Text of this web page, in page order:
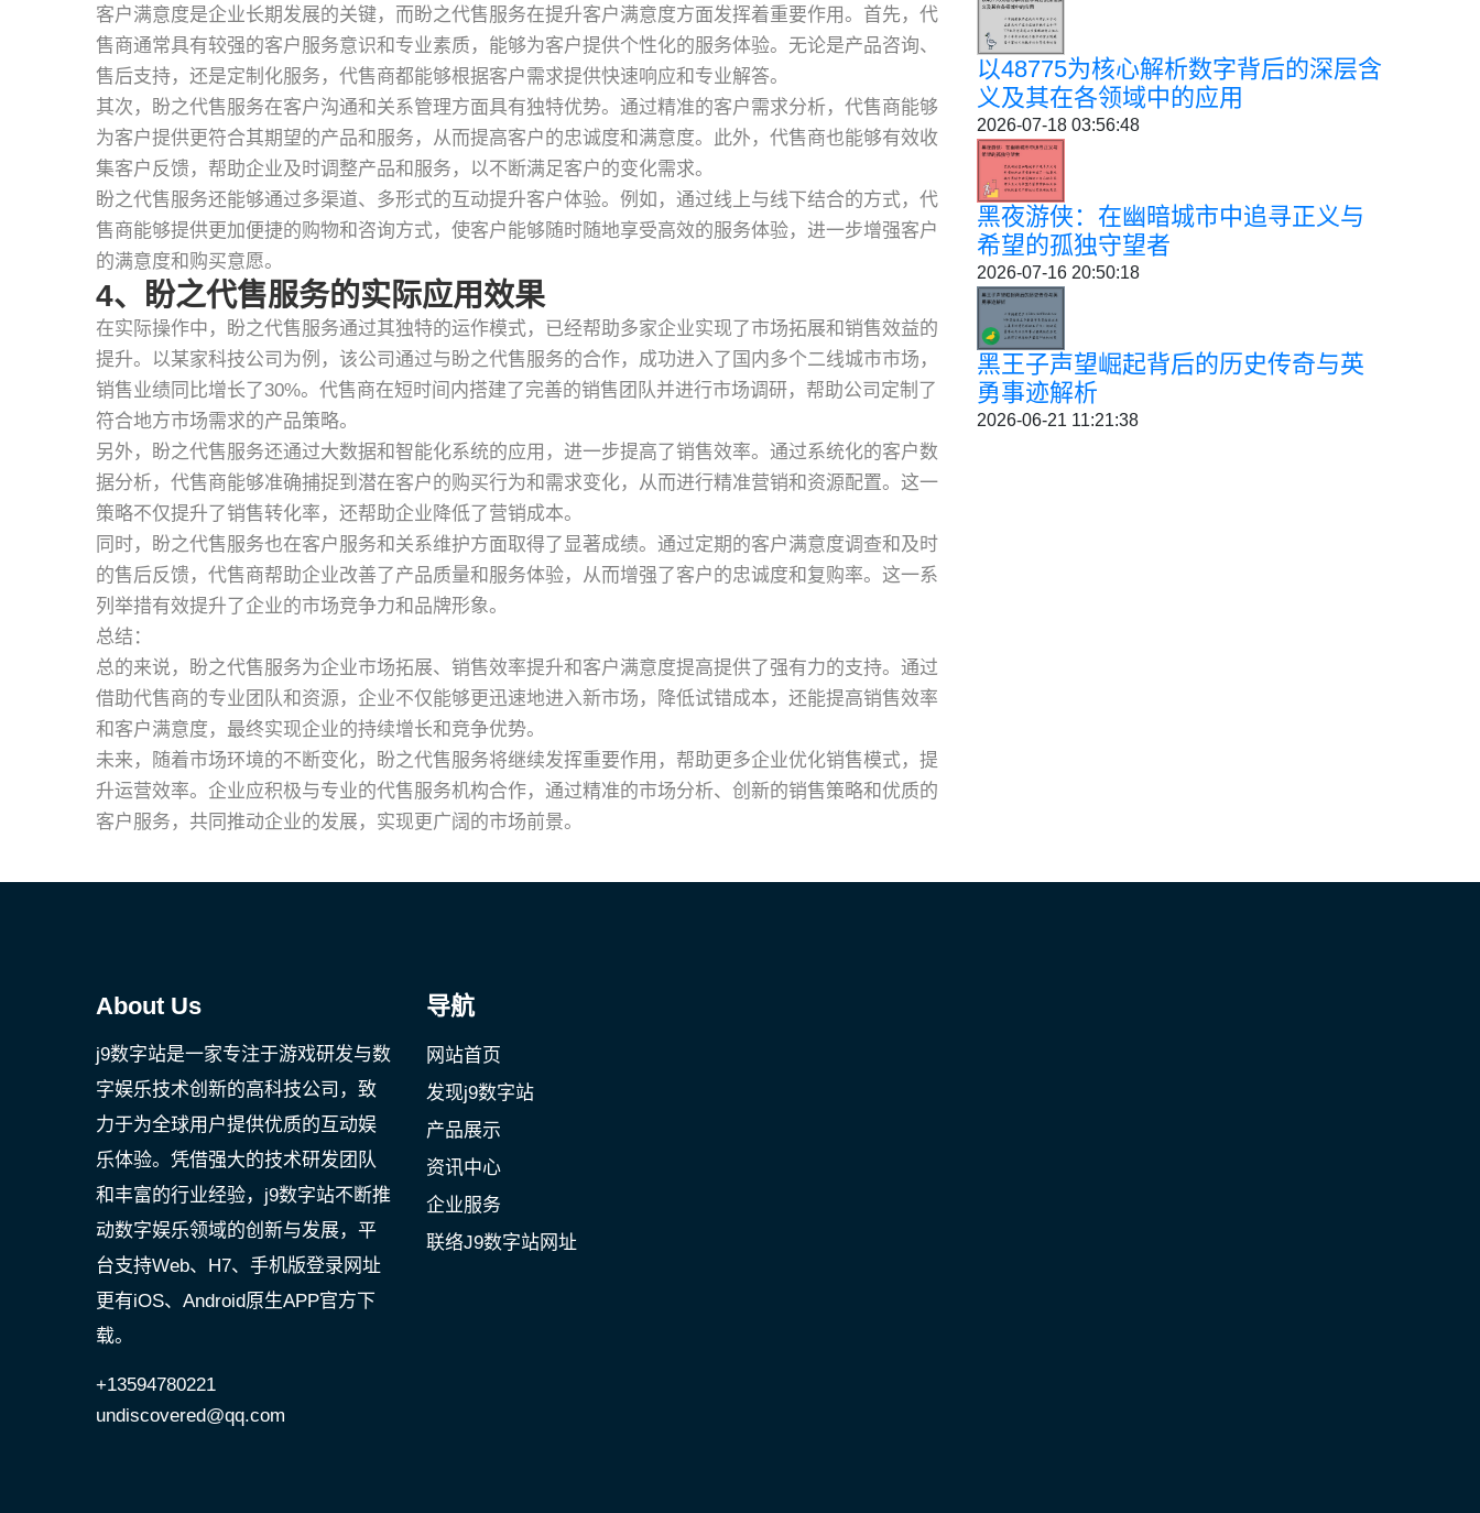
客户满意度是企业长期发展的关键，而盼之代售服务在提升客户满意度方面发挥着重要作用。首先，代
售商通常具有较强的客户服务意识和专业素质，能够为客户提供个性化的服务体验。无论是产品咨询、
售后支持，还是定制化服务，代售商都能够根据客户需求提供快速响应和专业解答。
其次，盼之代售服务在客户沟通和关系管理方面具有独特优势。通过精准的客户需求分析，代售商能够
为客户提供更符合其期望的产品和服务，从而提高客户的忠诚度和满意度。此外，代售商也能够有效收
集客户反馈，帮助企业及时调整产品和服务，以不断满足客户的变化需求。
盼之代售服务还能够通过多渠道、多形式的互动提升客户体验。例如，通过线上与线下结合的方式，代
售商能够提供更加便捷的购物和咨询方式，使客户能够随时随地享受高效的服务体验，进一步增强客户
的满意度和购买意愿。
4、盼之代售服务的实际应用效果
在实际操作中，盼之代售服务通过其独特的运作模式，已经帮助多家企业实现了市场拓展和销售效益的
提升。以某家科技公司为例，该公司通过与盼之代售服务的合作，成功进入了国内多个二线城市市场，
销售业绩同比增长了30%。代售商在短时间内搭建了完善的销售团队并进行市场调研，帮助公司定制了
符合地方市场需求的产品策略。
另外，盼之代售服务还通过大数据和智能化系统的应用，进一步提高了销售效率。通过系统化的客户数
据分析，代售商能够准确捕捉到潜在客户的购买行为和需求变化，从而进行精准营销和资源配置。这一
策略不仅提升了销售转化率，还帮助企业降低了营销成本。
同时，盼之代售服务也在客户服务和关系维护方面取得了显著成绩。通过定期的客户满意度调查和及时
的售后反馈，代售商帮助企业改善了产品质量和服务体验，从而增强了客户的忠诚度和复购率。这一系
列举措有效提升了企业的市场竞争力和品牌形象。
总结：
总的来说，盼之代售服务为企业市场拓展、销售效率提升和客户满意度提高提供了强有力的支持。通过
借助代售商的专业团队和资源，企业不仅能够更迅速地进入新市场，降低试错成本，还能提高销售效率
和客户满意度，最终实现企业的持续增长和竞争优势。
未来，随着市场环境的不断变化，盼之代售服务将继续发挥重要作用，帮助更多企业优化销售模式，提
升运营效率。企业应积极与专业的代售服务机构合作，通过精准的市场分析、创新的销售策略和优质的
客户服务，共同推动企业的发展，实现更广阔的市场前景。
以48775为核心解析数字背后的深层含
义及其在各领域中的应用
2026-07-18 03:56:48
黑夜游侠：在幽暗城市中追寻正义与
希望的孤独守望者
2026-07-16 20:50:18
黑王子声望崛起背后的历史传奇与英
勇事迹解析
2026-06-21 11:21:38
About Us
j9数字站是一家专注于游戏研发与数
字娱乐技术创新的高科技公司，致
力于为全球用户提供优质的互动娱
乐体验。凭借强大的技术研发团队
和丰富的行业经验，j9数字站不断推
动数字娱乐领域的创新与发展，平
台支持Web、H7、手机版登录网址
更有iOS、Android原生APP官方下
载。
+13594780221
undiscovered@qq.com
导航
网站首页
发现j9数字站
产品展示
资讯中心
企业服务
联络J9数字站网址